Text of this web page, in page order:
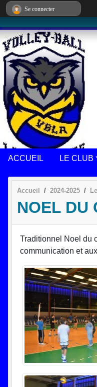
ACCUEIL LE CLUB
Accueil 2024-2025
NOEL DU
Traditionnel Noel du
communication et
Se connecter
Panneau de gestion des